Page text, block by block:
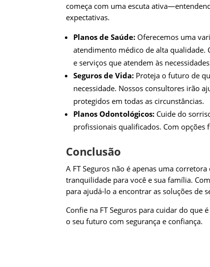
começa com uma escuta
expectativas.
Planos de Saúde: Oferecemos uma
atendimento médico de alta qualidade.
e serviços que atendem às
Seguros de Vida: Proteja o futuro de
necessidade. Nossos consultores irão
protegidos em todas as circunstâncias.
Planos Odontológicos: Cuide do
profissionais qualificados. Com opções
Conclusão
A FT Seguros não é apenas uma
tranquilidade para você e sua família.
para ajudá-lo a encontrar as soluções de
Confie na FT Seguros para cuidar do
o seu futuro com segurança e confiança.